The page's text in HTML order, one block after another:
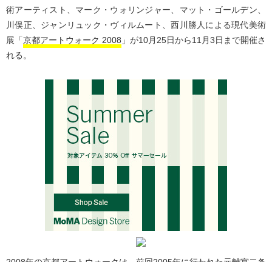
術アーティスト、マーク・ウォリンジャー、マット・ゴールデン、
川俣正、ジャンリュック・ヴィルムート、西川勝人による現代美術
展「京都アートウォーク 2008 」が10月25日から11月3日まで開催さ
れる。